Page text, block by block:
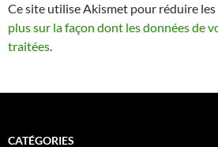
Ce site utilise Akismet pour réduire
plus sur la façon dont les données de
traitées.
CATÉGORIES